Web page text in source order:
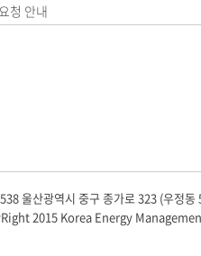
청 안내
울산광역시 중구 종가로 323 (우정
2015 Korea Energy